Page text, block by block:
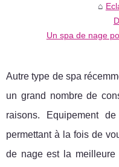
Un spa de nage
Autre type de spa
un grand nombre de
raisons. Equipement
permettant à la fois de
de nage est la meilleure